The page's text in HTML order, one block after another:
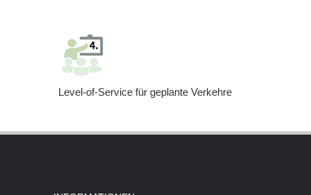
Level-of-Service für geplante Verkehre